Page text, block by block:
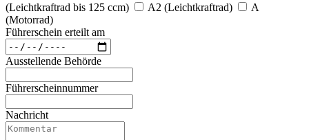
(Leichtkraftrad bis 125 ccm)
A2 (Leichtkraftrad)
A
(Motorrad)
Führerschein erteilt am
Ausstellende Behörde
Führerscheinnummer
Nachricht